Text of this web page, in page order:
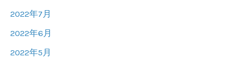
2022年7月
2022年6月
2022年5月